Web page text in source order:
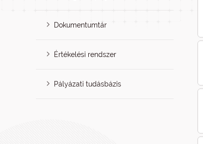
Dokumentumtár
Értékelési rendszer
Pályázati tudásbázis